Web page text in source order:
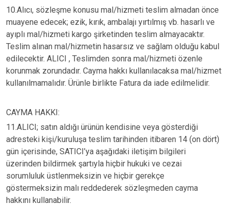
10.Alıcı, sözleşme konusu mal/hizmeti teslim almadan önce
muayene edecek; ezik, kırık, ambalajı yırtılmış vb. hasarlı ve
ayıplı mal/hizmeti kargo şirketinden teslim almayacaktır.
Teslim alınan mal/hizmetin hasarsız ve sağlam olduğu kabul
edilecektir. ALICI , Teslimden sonra mal/hizmeti özenle
korunmak zorundadır. Cayma hakkı kullanılacaksa mal/hizmet
kullanılmamalıdır. Ürünle birlikte Fatura da iade edilmelidir.
CAYMA HAKKI:
11.ALICI; satın aldığı ürünün kendisine veya gösterdiği
adresteki kişi/kuruluşa teslim tarihinden itibaren 14 (on dört)
gün içerisinde, SATICI’ya aşağıdaki iletişim bilgileri
üzerinden bildirmek şartıyla hiçbir hukuki ve cezai
sorumluluk üstlenmeksizin ve hiçbir gerekçe
göstermeksizin malı reddederek sözleşmeden cayma
hakkını kullanabilir.